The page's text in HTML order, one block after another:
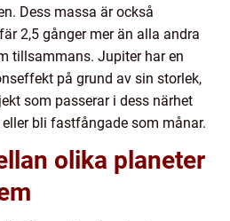
Dess massa är också
2,5 gånger mer än alla andra
tillsammans. Jupiter har en
på grund av sin storlek,
som passerar i dess närhet
bli fastfångade som månar.
olika planeter